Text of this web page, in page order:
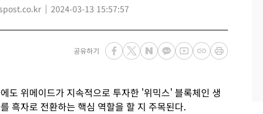
2024-03-13 15:57:57
공유하기
도 위메이드가 지속적으로 투자한 '위믹스' 블록체인 생
흑자로 전환하는 핵심 역할을 할 지 주목된다.